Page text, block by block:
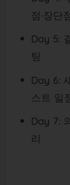
점·장단
Day 5:
팅
Day 6:
스트 일
Day 7:
리